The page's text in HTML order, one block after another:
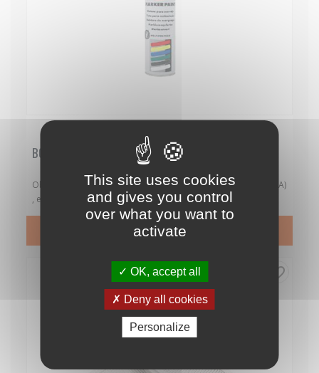
15020001
BOMBE DE PEINTURE ORANGE 650 ML
Obligation de matérialiser les poutres à changer (source FCBA)
, et idéal pour le quadrillage des injecteurs. Peinture de...
 PRIX
6,80 €
favorite_border
This site uses cookies
and gives you control
over what you want to
activate
OK, accept all
Deny all cookies
Personalize